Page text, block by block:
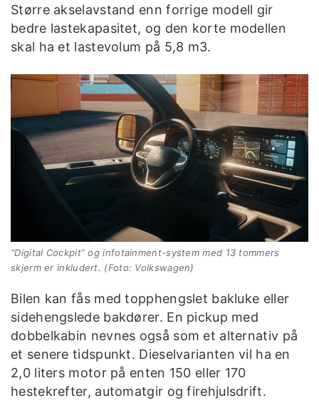
Større akselavstand enn forrige modell gir
bedre lastekapasitet, og den korte modellen
skal ha et lastevolum på 5,8 m3.
“Digital Cockpit” og infotainment-system med 13 tommers
skjerm er inkludert. (Foto: Volkswagen)
Bilen kan fås med topphengslet bakluke eller
sidehengslede bakdører. En pickup med
dobbelkabin nevnes også som et alternativ på
et senere tidspunkt. Dieselvarianten vil ha en
2,0 liters motor på enten 150 eller 170
hestekrefter, automatgir og firehjulsdrift.